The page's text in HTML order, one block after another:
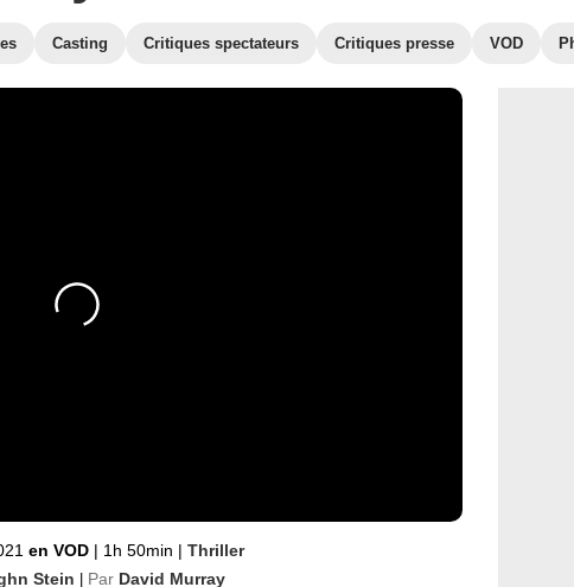
Casting Critiques spectateurs Critiques presse VOD
en VOD | 1h 50min | Thriller
Stein | Par David Murray